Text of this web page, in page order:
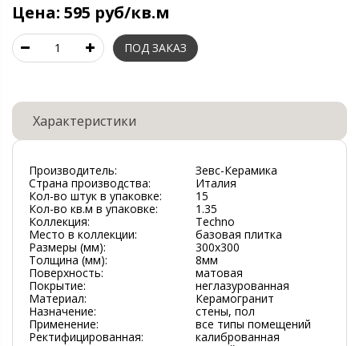
Цена: 595 руб/кв.м
Характеристики
Производитель:
Зевс-Керамика
Страна производства:
Италия
Кол-во штук в упаковке:
15
Кол-во кв.м в упаковке:
1.35
Коллекция:
Techno
Место в коллекции:
базовая плитка
Размеры (мм):
300х300
Толщина (мм):
8мм
Поверхность:
матовая
Покрытие:
неглазурованная
Материал:
Керамогранит
Назначение:
стены, пол
Применение:
все типы помещений
Ректифицированная:
калиброванная